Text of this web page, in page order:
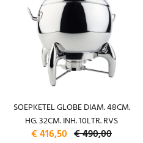
SOEPKETEL GLOBE DIAM. 48CM.
HG. 32CM. INH. 10LTR. RVS
€ 416,50 € 490,00